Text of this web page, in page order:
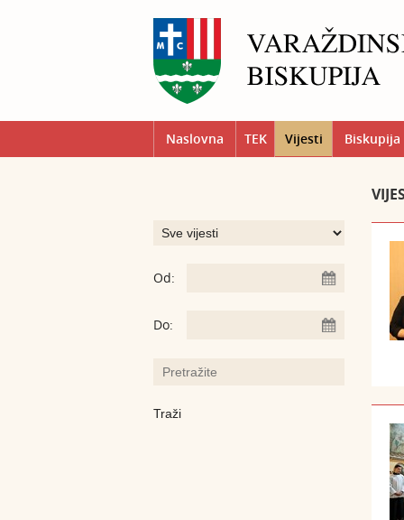
Naslovna TEK Vijesti Biskupija
Od:
Do: